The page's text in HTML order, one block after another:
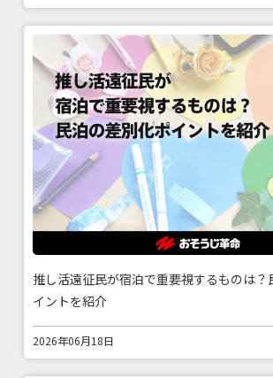
推し活遠征民が宿泊で重要視するものは？
イントを紹介
2026年06月18日